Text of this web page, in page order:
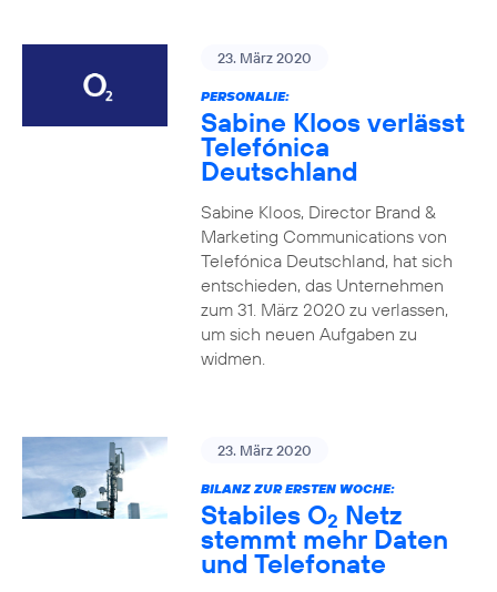
23. März 2020
PERSONALIE:
Sabine Kloos verlässt
Telefónica
Deutschland
Sabine Kloos, Director Brand &
Marketing Communications von
Telefónica Deutschland, hat sich
entschieden, das Unternehmen
zum 31. März 2020 zu verlassen,
um sich neuen Aufgaben zu
widmen.
23. März 2020
BILANZ ZUR ERSTEN WOCHE:
Stabiles O2 Netz
stemmt mehr Daten
und Telefonate